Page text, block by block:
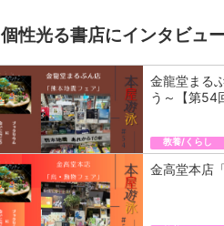
個性光る書店にインタビュー
金龍堂まる
う～【第54
教養/くらし
金高堂本店